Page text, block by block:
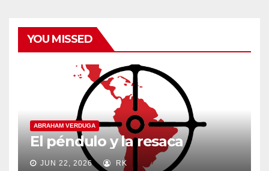
YOU MISSED
ABRAHAM VERDUGA
El péndulo y la resaca
JUN 22, 2026 RK